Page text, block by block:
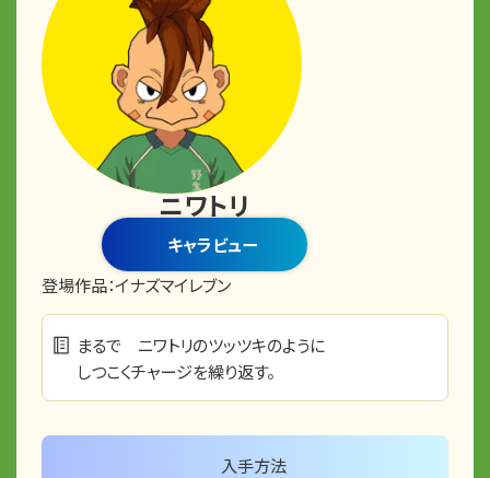
ニワトリ
キャラビュー
登場作品：イナズマイレブン
まるで ニワトリのツッツキのように
しつこくチャージを繰り返す。
入手方法